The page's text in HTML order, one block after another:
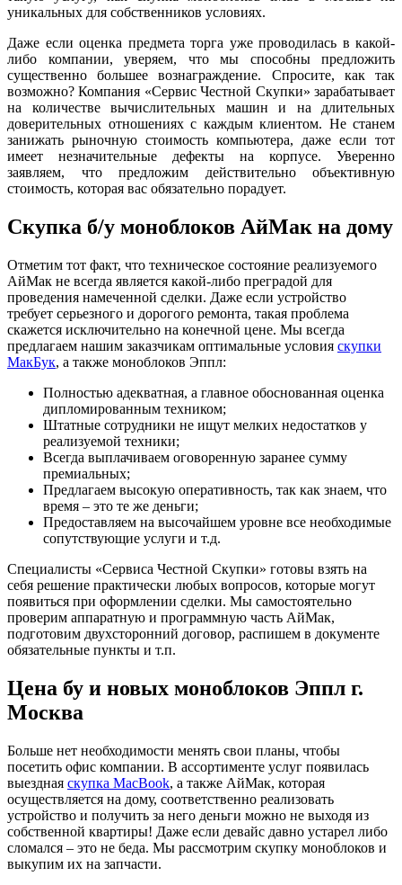
уникальных для собственников условиях.
Даже если оценка предмета торга уже проводилась в какой-
либо компании, уверяем, что мы способны предложить
существенно большее вознаграждение. Спросите, как так
возможно? Компания «Сервис Честной Скупки» зарабатывает
на количестве вычислительных машин и на длительных
доверительных отношениях с каждым клиентом. Не станем
занижать рыночную стоимость компьютера, даже если тот
имеет незначительные дефекты на корпусе. Уверенно
заявляем, что предложим действительно объективную
стоимость, которая вас обязательно порадует.
Скупка б/у моноблоков АйМак на дому
Отметим тот факт, что техническое состояние реализуемого
АйМак не всегда является какой-либо преградой для
проведения намеченной сделки. Даже если устройство
требует серьезного и дорогого ремонта, такая проблема
скажется исключительно на конечной цене. Мы всегда
предлагаем нашим заказчикам оптимальные условия скупки
МакБук, а также моноблоков Эппл:
Полностью адекватная, а главное обоснованная оценка
дипломированным техником;
Штатные сотрудники не ищут мелких недостатков у
реализуемой техники;
Всегда выплачиваем оговоренную заранее сумму
премиальных;
Предлагаем высокую оперативность, так как знаем, что
время – это те же деньги;
Предоставляем на высочайшем уровне все необходимые
сопутствующие услуги и т.д.
Специалисты «Сервиса Честной Скупки» готовы взять на
себя решение практически любых вопросов, которые могут
появиться при оформлении сделки. Мы самостоятельно
проверим аппаратную и программную часть АйМак,
подготовим двухсторонний договор, распишем в документе
обязательные пункты и т.п.
Цена бу и новых моноблоков Эппл г.
Москва
Больше нет необходимости менять свои планы, чтобы
посетить офис компании. В ассортименте услуг появилась
выездная скупка MacBook, а также АйМак, которая
осуществляется на дому, соответственно реализовать
устройство и получить за него деньги можно не выходя из
собственной квартиры! Даже если девайс давно устарел либо
сломался – это не беда. Мы рассмотрим скупку моноблоков и
выкупим их на запчасти.